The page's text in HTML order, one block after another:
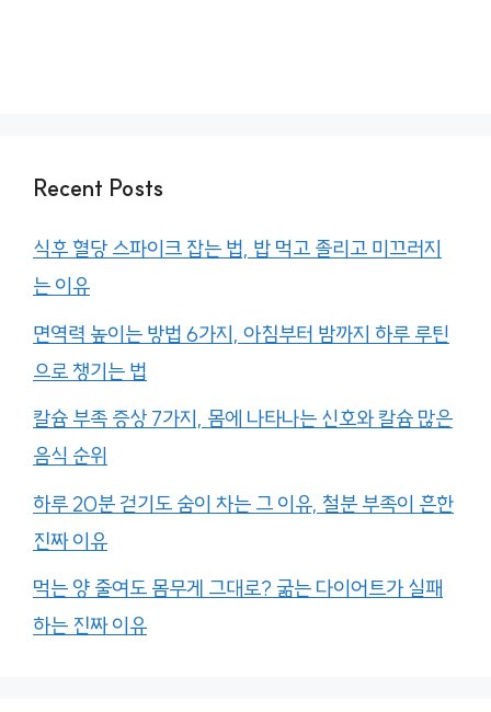
Recent Posts
식후 혈당 스파이크 잡는 법, 밥 먹고 졸리고 미끄러지
는 이유
면역력 높이는 방법 6가지, 아침부터 밤까지 하루 루틴
으로 챙기는 법
칼슘 부족 증상 7가지, 몸에 나타나는 신호와 칼슘 많은
음식 순위
하루 20분 걷기도 숨이 차는 그 이유, 철분 부족이 흔한
진짜 이유
먹는 양 줄여도 몸무게 그대로? 굶는 다이어트가 실패
하는 진짜 이유